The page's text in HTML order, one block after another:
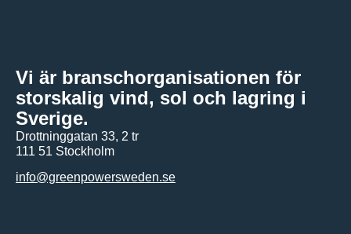
Vi är branschorganisationen för
storskalig vind, sol och lagring i
Sverige.
Drottninggatan 33, 2 tr
111 51 Stockholm
info@greenpowersweden.se